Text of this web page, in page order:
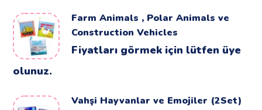
Farm Animals , Polar Animals ve
Construction Vehicles
Fiyatları görmek için lütfen üye
olunuz.
Vahşi Hayvanlar ve Emojiler (2Set)